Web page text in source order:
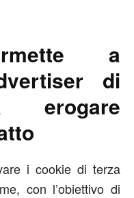
a
di
erogare
i cookie di terza
con l’obiettivo di